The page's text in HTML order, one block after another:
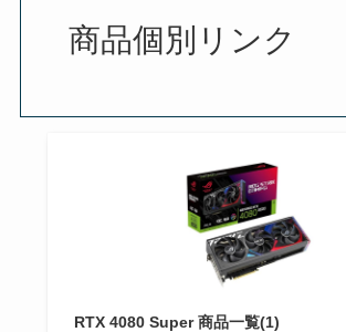
商品個別リンク
RTX 4080 Super 商品一覧(1)